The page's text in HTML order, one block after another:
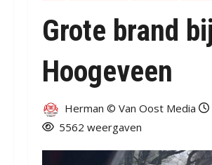
Grote brand
Hoogeveen
Herman © Van Oost Media
5562 weergaven